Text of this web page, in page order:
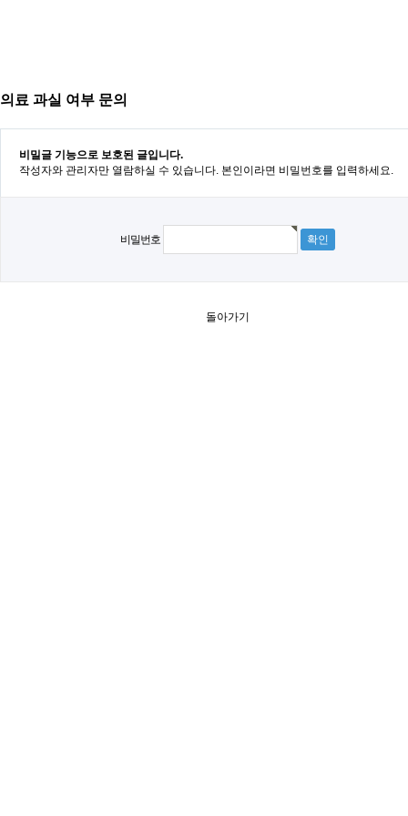
의료 과실 여부 문의
비밀글 기능으로 보호된 글입니다.
작성자와 관리자만 열람하실 수 있습니다. 본인이라면 비밀번호를 입력하세요.
비밀번호
돌아가기